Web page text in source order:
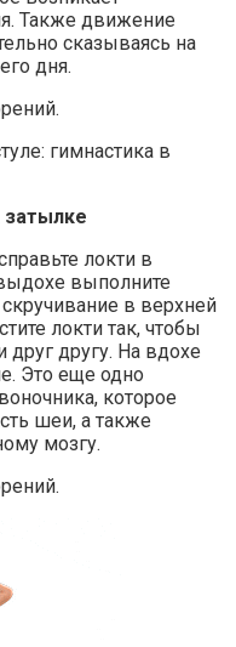
Также движение
сказываясь на
дня.
затылке
локти в
выполните
в верхней
локти так, чтобы
другу. На вдохе
Это еще одно
которое
шеи, а также
мозгу.